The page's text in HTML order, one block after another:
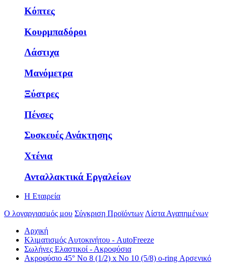
Κόπτες
Κουρμπαδόροι
Λάστιχα
Μανόμετρα
Ξύστρες
Πένσες
Συσκευές Ανάκτησης
Χτένια
Ανταλλακτικά Εργαλείων
Η Εταιρεία
Ο λογαργιασμός μου Σύγκριση ΠροϊόντωνΛίστα Αγαπημένων
Αρχική
Κλιματισμός Αυτοκινήτου - AutoFreeze
Σωλήνες Ελαστικοί - Ακροφύσια
Ακροφύσιο 45° Νο 8 (1/2) x Νο 10 (5/8) o-ring Αρσενικό